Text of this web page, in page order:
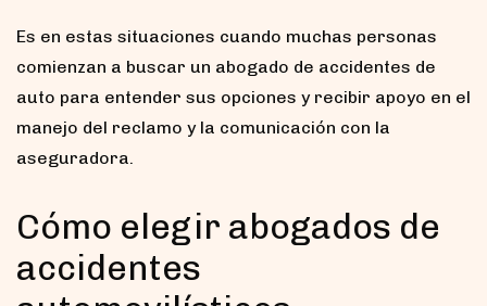
Es en estas situaciones cuando muchas personas
comienzan a buscar un abogado de accidentes de
auto para entender sus opciones y recibir apoyo en el
manejo del reclamo y la comunicación con la
aseguradora.
Cómo elegir abogados de
accidentes